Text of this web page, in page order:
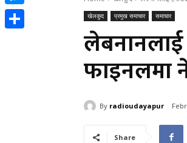
खेलकुद प्रमुख समाचार समाचार
लेबनानलाई
फाइनलमा
By radioudayapur
Share
Messenger